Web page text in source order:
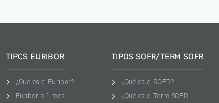
TIPOS EURIBOR
¿Qué es el Euribor?
Euribor a 1 mes
TIPOS SOFR/TERM SOFR
¿Qué es el SOFR?
¿Qué es el Term SOFR